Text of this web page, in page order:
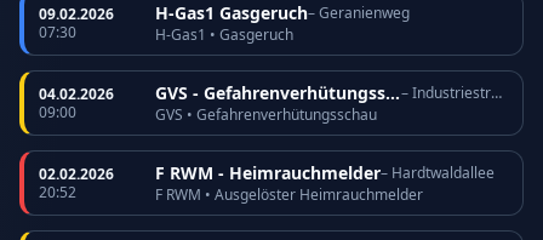
09.02.2026
07:30
H-Gas1 Gasgeruch– Geranienweg
H-Gas1 • Gasgeruch
04.02.2026
09:00
GVS - Gefahrenverhütungsschau
– Industriestraße
GVS • Gefahrenverhütungsschau
02.02.2026
20:52
F RWM - Heimrauchmelder– Hardtwaldallee
F RWM • Ausgelöster Heimrauchmelder